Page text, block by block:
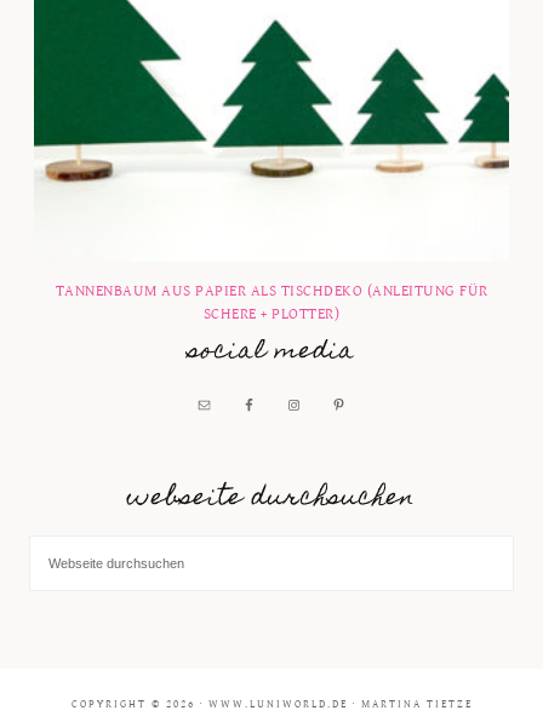
TANNENBAUM AUS PAPIER ALS TISCHDEKO (ANLEITUNG FÜR
SCHERE + PLOTTER)
social media
webseite durchsuchen
COPYRIGHT © 2026 · WWW.LUNIWORLD.DE · MARTINA TIETZE